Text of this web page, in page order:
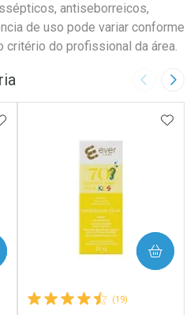
antiseborreicos,
de uso pode variar conforme
critério do profissional da área.
Imagem
AOS FAVORITOS
(19)
COMPRAR